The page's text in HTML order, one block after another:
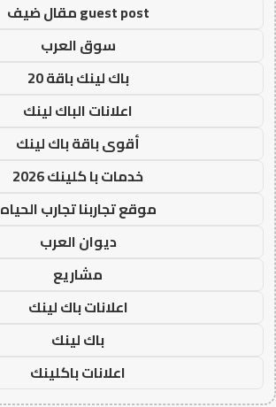
guest post مقال ضيف
سوق العرب
باك لينك باقة 20
اعلانات الباك لينك
أقوى باقة باك لينك
خدمات با كلينك 2026
موقع تجاربنا تجارب الحياه
ديوان العرب
مشاريع
اعلانات باك لينك
باك لينك
اعلانات باكلينك